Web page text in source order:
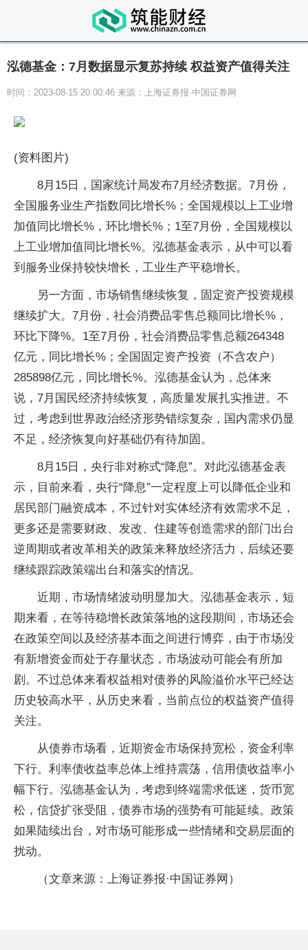
泓德基金：7月数据显示复苏持续 权益资产值得关注
时间：2023-08-15 20:00:46 来源：上海证券报·中国证券网
(资料图片)
8月15日，国家统计局发布7月经济数据。7月份，
全国服务业生产指数同比增长%；全国规模以上工业增
加值同比增长%，环比增长%；1至7月份，全国规模以
上工业增加值同比增长%。泓德基金表示，从中可以看
到服务业保持较快增长，工业生产平稳增长。
另一方面，市场销售继续恢复，固定资产投资规模
继续扩大。7月份，社会消费品零售总额同比增长%，
环比下降%。1至7月份，社会消费品零售总额264348
亿元，同比增长%；全国固定资产投资（不含农户）
285898亿元，同比增长%。泓德基金认为，总体来
说，7月国民经济持续恢复，高质量发展扎实推进。不
过，考虑到世界政治经济形势错综复杂，国内需求仍显
不足，经济恢复向好基础仍有待加固。
8月15日，央行非对称式“降息”。对此泓德基金表
示，目前来看，央行“降息”一定程度上可以降低企业和
居民部门融资成本，不过针对实体经济有效需求不足，
更多还是需要财政、发改、住建等创造需求的部门出台
逆周期或者改革相关的政策来释放经济活力，后续还要
继续跟踪政策端出台和落实的情况。
近期，市场情绪波动明显加大。泓德基金表示，短
期来看，在等待稳增长政策落地的这段期间，市场还会
在政策空间以及经济基本面之间进行博弈，由于市场没
有新增资金而处于存量状态，市场波动可能会有所加
剧。不过总体来看权益相对债券的风险溢价水平已经达
历史较高水平，从历史来看，当前点位的权益资产值得
关注。
从债券市场看，近期资金市场保持宽松，资金利率
下行。利率债收益率总体上维持震荡，信用债收益率小
幅下行。泓德基金认为，考虑到终端需求低迷，货币宽
松，信贷扩张受阻，债券市场的强势有可能延续。政策
如果陆续出台，对市场可能形成一些情绪和交易层面的
扰动。
（文章来源：上海证券报·中国证券网）